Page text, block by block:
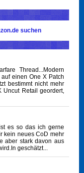
suchen
Thread...Modern
einen One X Patch
bestimmt nicht mehr
Uncut Retail geordert,
es so das ich gerne
kein neues CoD mehr
aber stark davon aus
geschätzt...